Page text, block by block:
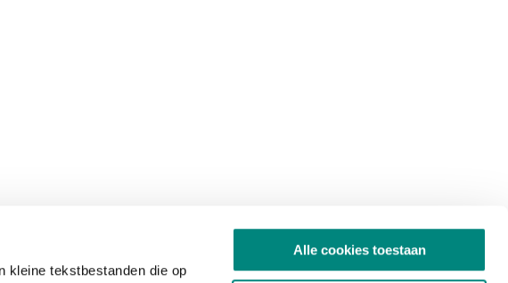
kleine tekstbestanden die op
Alle cookies toestaan